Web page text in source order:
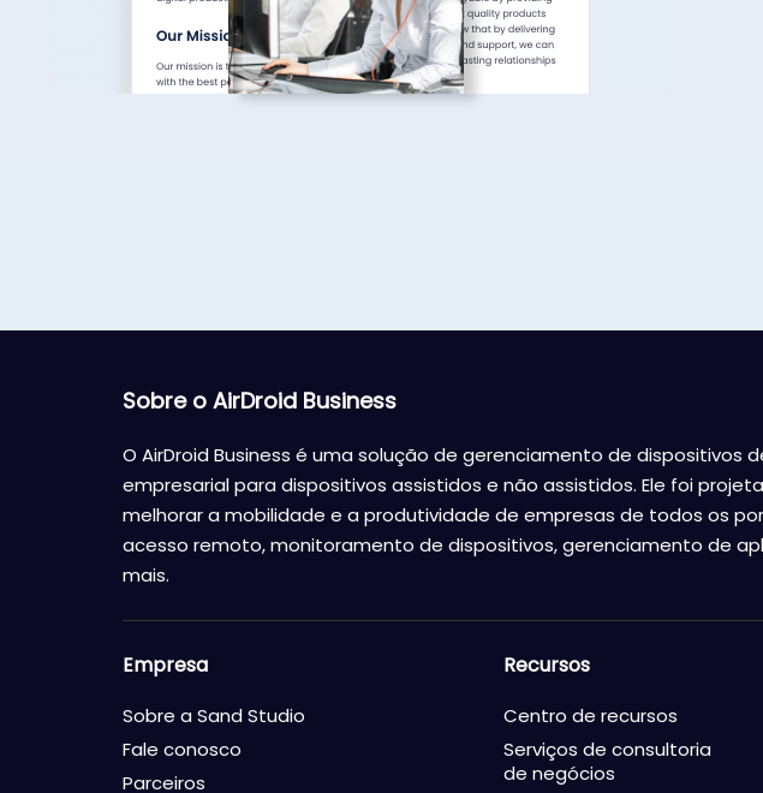
Sobre o AirDroid Business
O AirDroid Business é uma solução de gerenciamento de dispositivos
empresarial para dispositivos assistidos e não assistidos. Ele foi
melhorar a mobilidade e a produtividade de empresas de todos os
acesso remoto, monitoramento de dispositivos, gerenciamento de
mais.
Empresa
Sobre a Sand Studio
Fale conosco
Parceiros
Recursos
Centro de recursos
Serviços de consultoria
de negócios